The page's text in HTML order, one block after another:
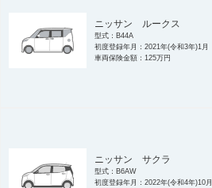
ニッサン ルークス
型式：B44A
初度登録年月：2021年(令和3年)1月
車両保険金額：125万円
ニッサン サクラ
型式：B6AW
初度登録年月：2022年(令和4年)10月